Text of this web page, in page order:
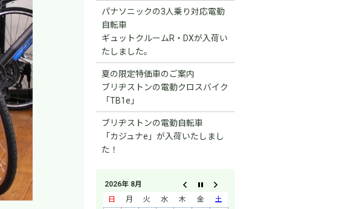
パナソニックの3人乗り対応電動
自転車
ギュットクルームR・DXが入荷い
たしました。
夏の限定特価車のご案内
ブリヂストンの電動クロスバイク
「TB1e」
ブリヂストンの電動自転車
「カジュナe」が入荷いたしまし
た！
2026年 8月
日
月 火 水 木 金
土